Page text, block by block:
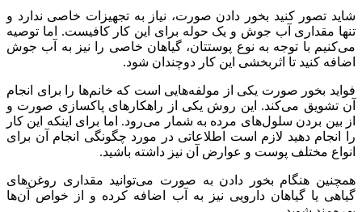
شاید تصور کنید بخور دادن صورت، نیاز به تجهیزات خاصی ندارد و
تنها مقداری آب جوش و یک حوله برای این کار کافیست. اما توصیه
می‌کنیم با توجه به نوع پوستتان، گیاهان خاصی را نیز به آب جوش
اضافه کنید تا اثربخشی این کار دوچندان شود.
فواید بخور صورت یکی از مولفه‌هایی است که خانم‌ها را برای انجام
آن تشویق می‌کند. این روش یکی از راهکارهای پاکسازی صورت و
از بین بردن سلول‌های مرده به شمار می‌رود. اما برای اینکه این کار
را انجام دهید لازم است اطلاعاتی در مورد چگونگی انجام آن برای
انواع مختلف پوست و عوارض آن نیز داشته باشید.
همچنین هنگام بخور دادن به صورت می‌توانید مقداری روغن‌های
گیاهی یا گیاهان دارویی نیز به آب اضافه کرده و از خواص آن‌ها